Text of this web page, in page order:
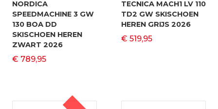
NORDICA
SPEEDMACHINE 3 GW
130 BOA DD
SKISCHOEN HEREN
ZWART 2026
€ 789,95
TECNICA MACH1 LV 110
TD2 GW SKISCHOEN
HEREN GRIJS 2026
€ 519,95